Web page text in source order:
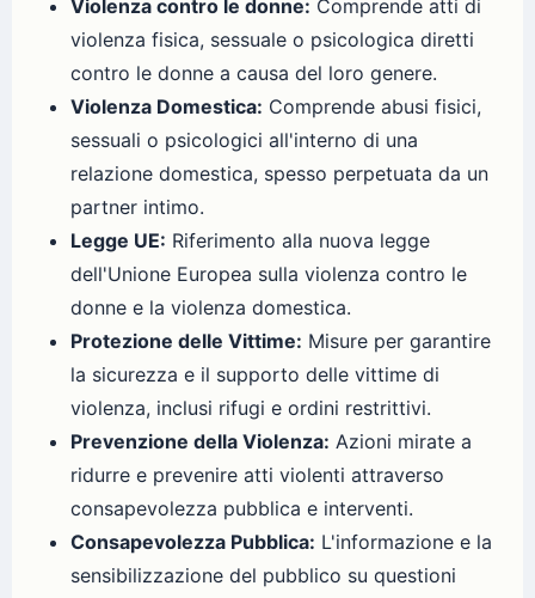
Violenza contro le donne: Comprende atti di
violenza fisica, sessuale o psicologica diretti
contro le donne a causa del loro genere.
Violenza Domestica: Comprende abusi fisici,
sessuali o psicologici all'interno di una
relazione domestica, spesso perpetuata da un
partner intimo.
Legge UE: Riferimento alla nuova legge
dell'Unione Europea sulla violenza contro le
donne e la violenza domestica.
Protezione delle Vittime: Misure per garantire
la sicurezza e il supporto delle vittime di
violenza, inclusi rifugi e ordini restrittivi.
Prevenzione della Violenza: Azioni mirate a
ridurre e prevenire atti violenti attraverso
consapevolezza pubblica e interventi.
Consapevolezza Pubblica: L'informazione e la
sensibilizzazione del pubblico su questioni